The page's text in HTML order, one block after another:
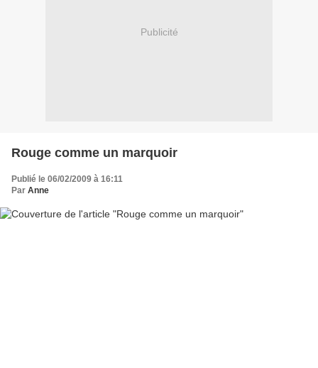
Publicité
Rouge comme un marquoir
Publié le 06/02/2009 à 16:11
Par Anne